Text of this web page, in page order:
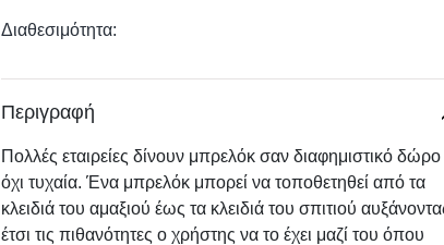
Διαθεσιμότητα:
Περιγραφή
Πολλές εταιρείες δίνουν μπρελόκ σαν διαφημιστικό δώρο
όχι τυχαία. Ένα μπρελόκ μπορεί να τοποθετηθεί από τα
κλειδιά του αμαξιού έως τα κλειδιά του σπιτιού
έτσι τις πιθανότητες ο χρήστης να το έχει μαζί του όπου